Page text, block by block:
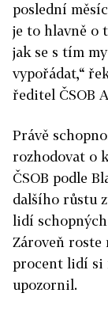
poslední
je to hlavně o
jak se s tím
vypořádat,“
ředitel ČSOB
Právě
rozhodovat o
ČSOB podle
dalšího růstu
lidí
Zároveň roste
procent lidí si
upozornil.